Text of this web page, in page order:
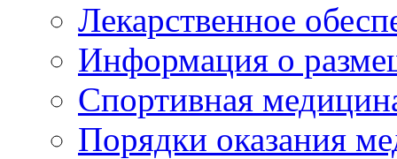
Лекарственное
Информация о
Спортивная
Порядки оказания